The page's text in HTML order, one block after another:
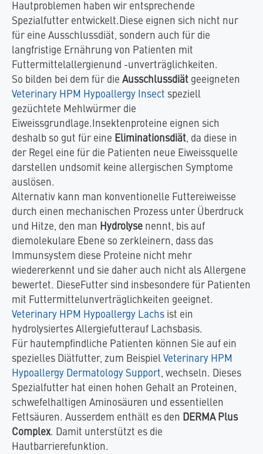
Hautproblemen haben wir entsprechende
Spezialfutter entwickelt.Diese eignen sich nicht nur
für eine Ausschlussdiät, sondern auch für die
langfristige Ernährung von Patienten mit
Futtermittelallergienund -unverträglichkeiten.
So bilden bei dem für die Ausschlussdiät geeigneten
Veterinary HPM Hypoallergy Insect speziell
gezüchtete Mehlwürmer die
Eiweissgrundlage.Insektenproteine eignen sich
deshalb so gut für eine Eliminationsdiät, da diese in
der Regel eine für die Patienten neue Eiweissquelle
darstellen undsomit keine allergischen Symptome
auslösen.
Alternativ kann man konventionelle Futtereiweisse
durch einen mechanischen Prozess unter Überdruck
und Hitze, den man Hydrolyse nennt, bis auf
diemolekulare Ebene so zerkleinern, dass das
Immunsystem diese Proteine nicht mehr
wiedererkennt und sie daher auch nicht als Allergene
bewertet. DieseFutter sind insbesondere für Patienten
mit Futtermittelunverträglichkeiten geeignet.
Veterinary HPM Hypoallergy Lachs ist ein
hydrolysiertes Allergiefutterauf Lachsbasis.
Für hautempfindliche Patienten können Sie auf ein
spezielles Diätfutter, zum BeispielVeterinary HPM
Hypoallergy Dermatology Support, wechseln. Dieses
Spezialfutter hat einen hohen Gehalt an Proteinen,
schwefelhaltigen Aminosäuren und essentiellen
Fettsäuren. Ausserdem enthält es den DERMA Plus
Complex. Damit unterstützt es die
Hautbarrierefunktion.